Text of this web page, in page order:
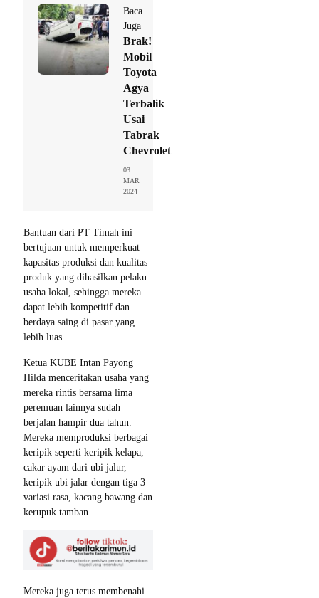
Baca
Juga
Brak!
Mobil
Toyota
Agya
Terbalik
Usai
Tabrak
Chevrolet
03
MAR
2024
Bantuan dari PT Timah ini
bertujuan untuk memperkuat
kapasitas produksi dan kualitas
produk yang dihasilkan pelaku
usaha lokal, sehingga mereka
dapat lebih kompetitif dan
berdaya saing di pasar yang
lebih luas.
Ketua KUBE Intan Payong
Hilda menceritakan usaha yang
mereka rintis bersama lima
peremuan lainnya sudah
berjalan hampir dua tahun.
Mereka memproduksi berbagai
keripik seperti keripik kelapa,
cakar ayam dari ubi jalur,
keripik ubi jalar dengan tiga 3
variasi rasa, kacang bawang dan
kerupuk tamban.
Mereka juga terus membenahi